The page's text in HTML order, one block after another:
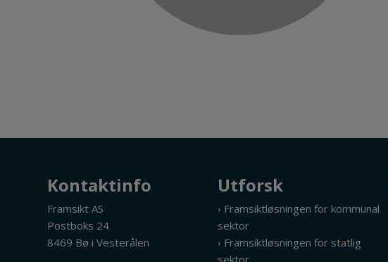
Kontaktinfo
Framsikt AS
Postboks 24
8469 Bø i Vesterålen
Utforsk
› Framsiktløsningen for kommunal
sektor
› Framsiktløsningen for statlig
sektor